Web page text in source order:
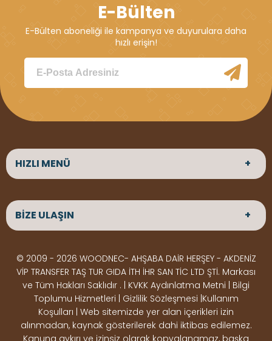
E-Bülten
E-Bülten aboneliği ile kampanya ve duyurulara daha
hızlı erişin!
HIZLI MENÜ
ANASAYFA
HAKKIMIZDA
ÜRÜNLER
Çeşitlerimiz
Çeşitlerimiz
Kereste
Çeşitlerimiz
Ahşap
Pergole
Ürünler
Deck Montaj
Ahşap
BİZE ULAŞIN
BİZE ULAŞIN
Altınkale mah Osmangazi cad. no 355 Döşemealtı
Antalya
ÇALIŞMA SAATLERİ
Hafta içi : Haftaiçi 09:00 - 18:00
© 2009 - 2026 WOODNEC- AHŞABA DAİR HERŞEY - AKDENİZ
VİP TRANSFER TAŞ TUR GIDA İTH İHR SAN TİC LTD ŞTİ. Markası
ve Tüm Hakları Saklıdır . | KVKK Aydınlatma Metni | Bilgi
Toplumu Hizmetleri | Gizlilik Sözleşmesi |Kullanım
Koşulları | Web sitemizde yer alan içerikleri izin
alınmadan, kaynak gösterilerek dahi iktibas edilemez.